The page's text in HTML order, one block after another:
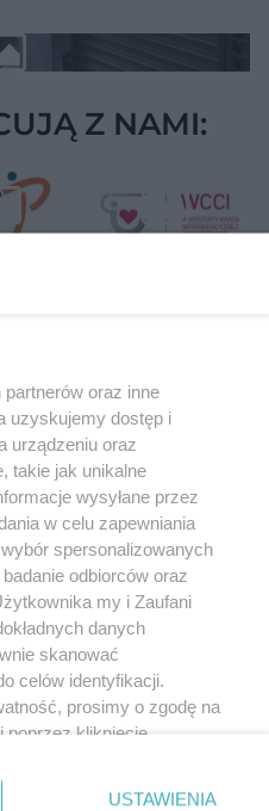
Z NAMI:
w jakikolwiek sposób
na jakimkolwiek polu
z umieszczaniem w
praw. Jakiekolwiek użycie
lub w części z naruszeniem
zabronione pod groźbą kary i
prawne
oraz inne
uzyskujemy dostęp i
urządzeniu oraz
takie jak unikalne
wysyłane przez
w celu zapewniania
spersonalizowanych
odbiorców oraz
my i Zaufani
danych
skanować
celów identyfikacji.
prosimy o zgodę na
poprzez kliknięcie
ustawień prywatności
USTAWIENIA